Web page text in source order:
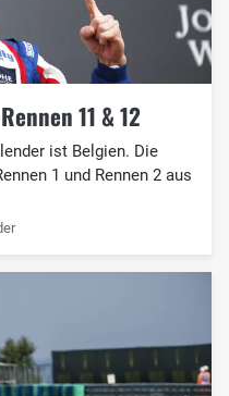
11 & 12
ist Belgien. Die
1 und Rennen 2 aus